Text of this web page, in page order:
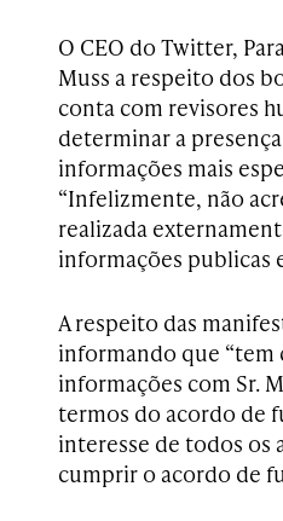
O CEO do Twitter,
Muss a respeito dos
conta com revisores
determinar a
informações mais
“Infelizmente, não
realizada
informações publicas
A respeito das
informando que
informações com Sr.
termos do acordo de
interesse de todos os
cumprir o acordo de